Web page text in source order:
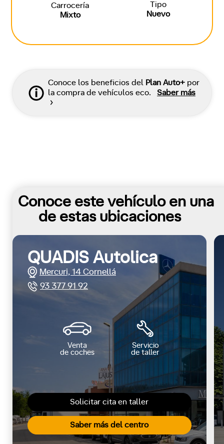
Carrocería
Mixto
Tipo
Nuevo
Conoce los beneficios del Plan Auto+ por
la compra de vehículos eco.
Saber más
Conoce este vehículo en una
de estas ubicaciones
Solicitar cita en taller
Saber más del centro
QUADIS Autolica
Mercuri, 14 Cornellá
93 377 91 92
Venta
de coches
Servicio
de taller